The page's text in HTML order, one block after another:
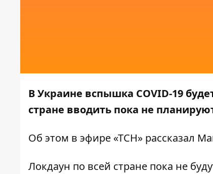
В Украине вспышка COVID-19
стране вводить пока не
Об этом в эфире«ТСН» рассказал
Локдаун по всей стране пока не